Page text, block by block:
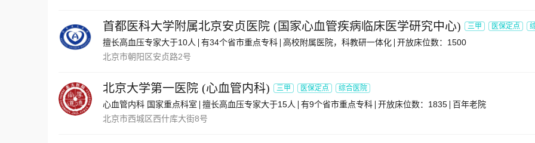
首都医科大学附属北京安贞医院 ( 国家心血管疾病临床医学研究中心) 三甲 医保定点
擅长高血压专家大于10人 有34个省市重点专科 高校附属医院，科教研一体化 开放床位数：1500
北京市朝阳区安贞路2号
北京大学第一医院 (心血管内科) 三甲 医保定点 综合医院
心血管内科 国家重点科室 擅长高血压专家大于15人 有9个省市重点专科 开放床位数：1835 百年老院
北京市西城区西什库大街8号